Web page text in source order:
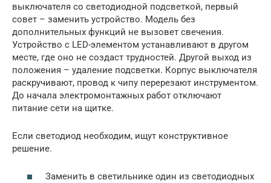
выключателя со светодиодной подсветкой, первый
совет – заменить устройство. Модель без
дополнительных функций не вызовет свечения.
Устройство с LED-элементом устанавливают в другом
месте, где оно не создаст трудностей. Другой выход из
положения – удаление подсветки. Корпус выключателя
раскручивают, провод к чипу перерезают инструментом.
До начала электромонтажных работ отключают
питание сети на щитке.
Если светодиод необходим, ищут конструктивное
решение.
Заменить в светильнике один из светодиодных